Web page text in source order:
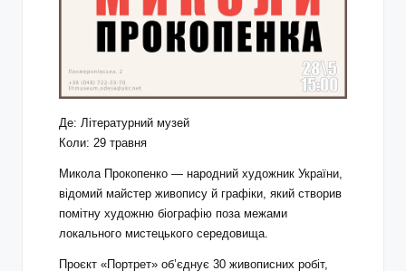
Де: Літературний музей
Коли: 29 травня
Микола Прокопенко — народний художник України,
відомий майстер живопису й графіки, який створив
помітну художню біографію поза межами
локального мистецького середовища.
Проєкт «Портрет» об’єднує 30 живописних робіт,